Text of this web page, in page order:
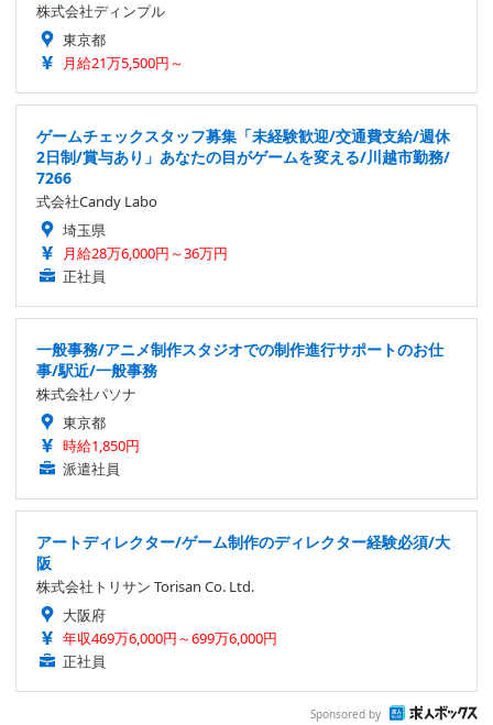
株式会社ディンプル
東京都
月給21万5,500円～
ゲームチェックスタッフ募集「未経験歓迎/交通費支給/週休
2日制/賞与あり」あなたの目がゲームを変える/川越市勤務/
7266
式会社Candy Labo
埼玉県
月給28万6,000円～36万円
正社員
一般事務/アニメ制作スタジオでの制作進行サポートのお仕
事/駅近/一般事務
株式会社パソナ
東京都
時給1,850円
派遣社員
アートディレクター/ゲーム制作のディレクター経験必須/大
阪
株式会社トリサン Torisan Co. Ltd.
大阪府
年収469万6,000円～699万6,000円
正社員
Sponsored by